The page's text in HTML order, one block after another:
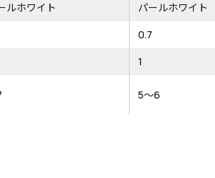
ルホワイト パールホワイト
0.7
1
5～6